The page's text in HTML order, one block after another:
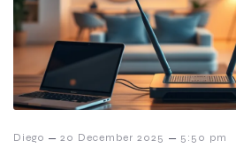
Diego – 20 December 2025 – 5:50 pm